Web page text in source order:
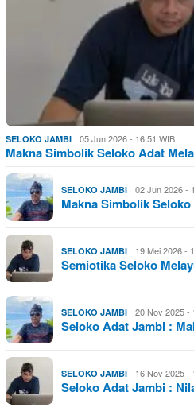
SELOKO JAMBI 05 Jun 2026 - 16:51 WIB
Makna Simbolik Seloko Adat
SELOKO JAMBI 02 Jun 2026 -
Makna Simbolik
SELOKO JAMBI 19 Mei 2026 -
Semiotika Seloko
SELOKO JAMBI 20 Nov 2025 -
Seloko Adat Jambi :
SELOKO JAMBI 16 Nov 2025 -
Seloko Adat Jambi :